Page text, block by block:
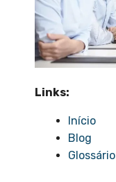
Links:
Início
Blog
Glossário